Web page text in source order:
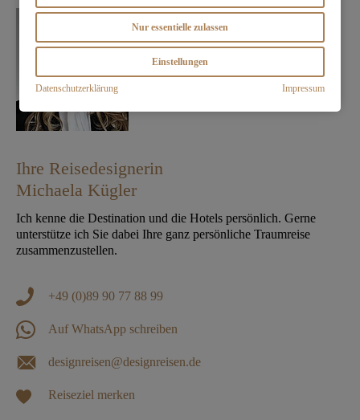
Ihre Reisedesignerin
Michaela Kügler
Ich kenne die Destination und die Hotels persönlich. Gerne
unterstütze ich Sie dabei Ihre ganz persönliche Traumreise
zusammenzustellen.
+49 (0)89 90 77 88 99
Auf WhatsApp schreiben
designreisen@designreisen.de
Reiseziel merken
Nur essentielle zulassen
Einstellungen
Datenschutzerklärung Impressum